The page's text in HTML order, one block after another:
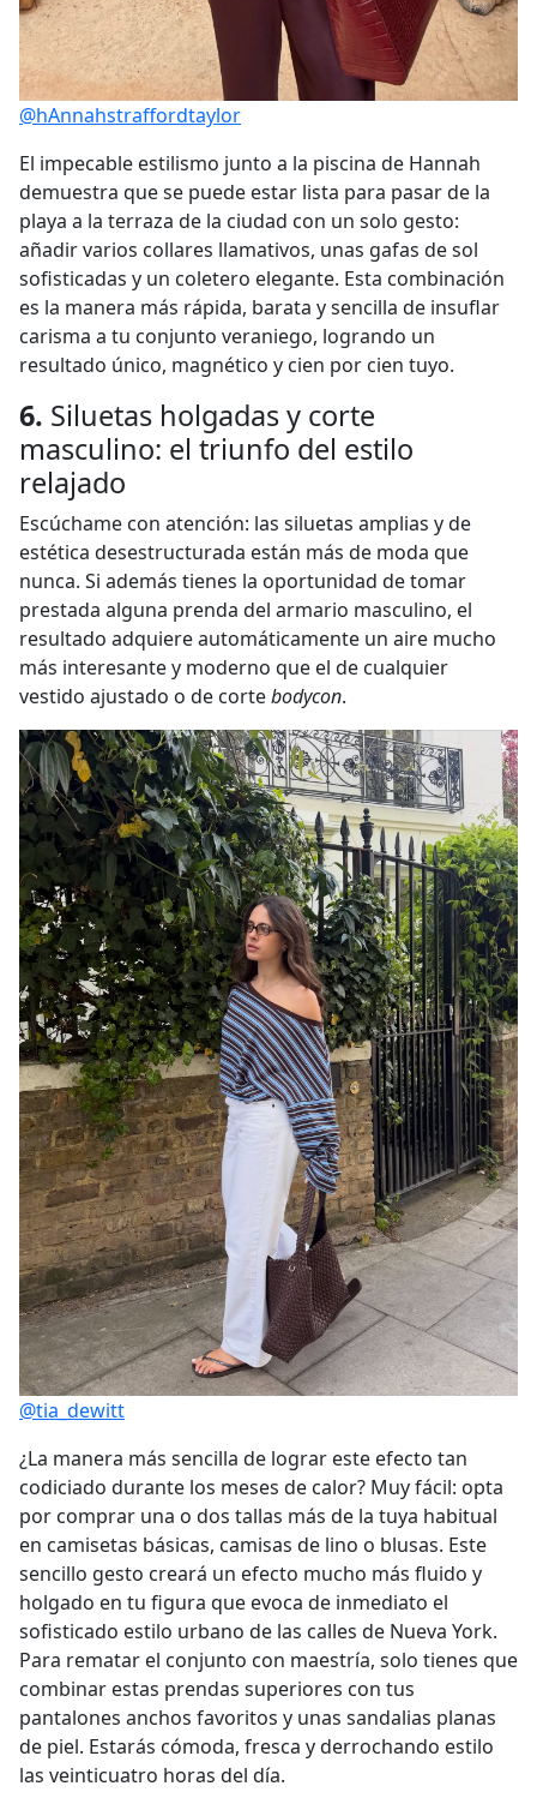
@hAnnahstraffordtaylor
El impecable estilismo junto a la piscina de Hannah
demuestra que se puede estar lista para pasar de la
playa a la terraza de la ciudad con un solo gesto:
añadir varios collares llamativos, unas gafas de sol
sofisticadas y un coletero elegante. Esta combinación
es la manera más rápida, barata y sencilla de insuflar
carisma a tu conjunto veraniego, logrando un
resultado único, magnético y cien por cien tuyo.
6. Siluetas holgadas y corte
masculino: el triunfo del estilo
relajado
Escúchame con atención: las siluetas amplias y de
estética desestructurada están más de moda que
nunca. Si además tienes la oportunidad de tomar
prestada alguna prenda del armario masculino, el
resultado adquiere automáticamente un aire mucho
más interesante y moderno que el de cualquier
vestido ajustado o de cortebodycon.
@tia_dewitt
¿La manera más sencilla de lograr este efecto tan
codiciado durante los meses de calor? Muy fácil: opta
por comprar una o dos tallas más de la tuya habitual
en camisetas básicas, camisas de lino o blusas. Este
sencillo gesto creará un efecto mucho más fluido y
holgado en tu figura que evoca de inmediato el
sofisticado estilo urbano de las calles de Nueva York.
Para rematar el conjunto con maestría, solo tienes que
combinar estas prendas superiores con tus
pantalones anchos favoritos y unas sandalias planas
de piel. Estarás cómoda, fresca y derrochando estilo
las veinticuatro horas del día.